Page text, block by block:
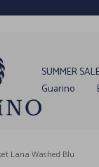
SUMMER
Guarino
Lana Washed Blu